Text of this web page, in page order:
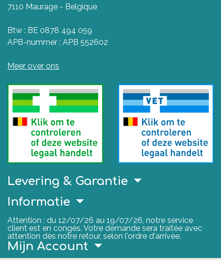
7110 Maurage - Belgique
Btw : BE 0878 494 059
APB-nummer : APB 552602
Meer over ons
Levering & Garantie
Informatie
Attention : du 12/07/26 au 19/07/26, notre service
client est en congés. Votre demande sera traitée avec
attention dès notre retour, selon l'ordre d'arrivée.
Mijn Account